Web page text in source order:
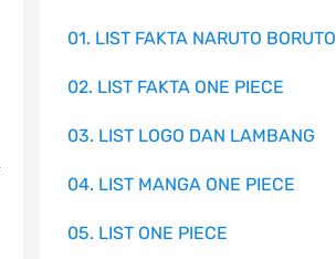
01. LIST FAKTA NARUTO BORUTO
02. LIST FAKTA ONE PIECE
03. LIST LOGO DAN LAMBANG
04. LIST MANGA ONE PIECE
05. LIST ONE PIECE